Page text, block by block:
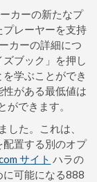
カーの新たなプ
レーヤーを支持
カーの詳細につ
ブック」を押し
学ぶことができ
がある最低値は
できます。
した。これは、
置する別のオプ
サイト ハラの
に可能になる888